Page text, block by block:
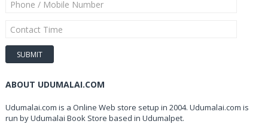
ABOUT UDUMALAI.COM
Udumalai.com is a Online Web store setup in 2004. Udumalai.com is
run by Udumalai Book Store based in Udumalpet.